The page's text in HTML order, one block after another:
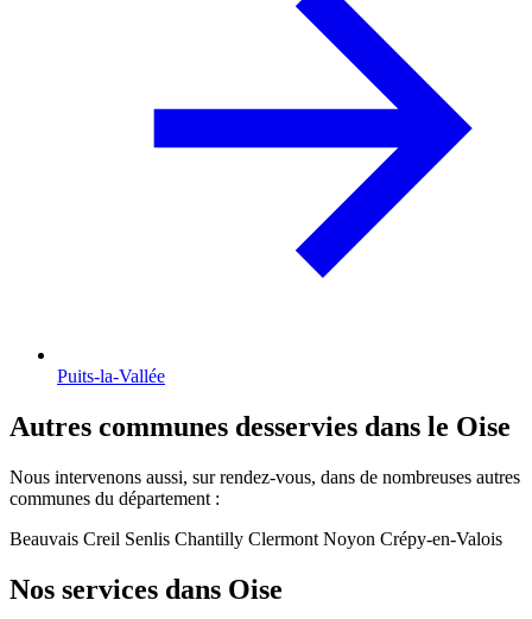
Puits-la-Vallée
Autres communes desservies dans le Oise
Nous intervenons aussi, sur rendez-vous, dans de nombreuses autres
communes du département :
Beauvais Creil Senlis Chantilly Clermont Noyon Crépy-en-Valois
Nos services dans Oise